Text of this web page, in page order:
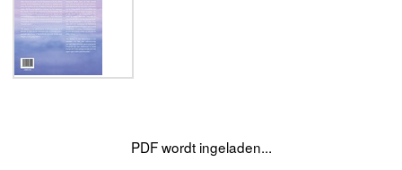
PDF wordt ingeladen...